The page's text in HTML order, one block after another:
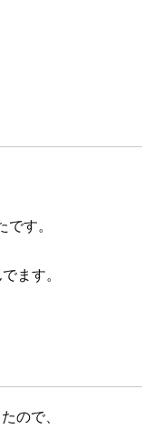
す。
ます。
ので、